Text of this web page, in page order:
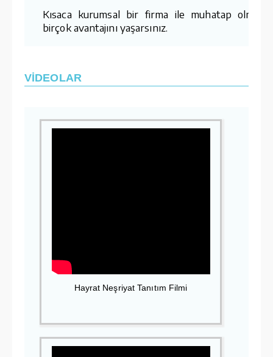
Kısaca kurumsal bir firma ile muhatap
birçok avantajını yaşarsınız.
VİDEOLAR
Hayrat Neşriyat Tanıtım Filmi